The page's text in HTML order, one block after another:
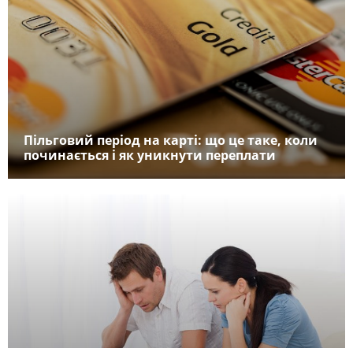
Пільговий період на карті: що це таке, коли
починається і як уникнути переплати